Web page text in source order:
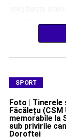
SPORT
Foto | Tinerele
Făcălețu (CSM
memorabile la
sub privirile
Doroftei